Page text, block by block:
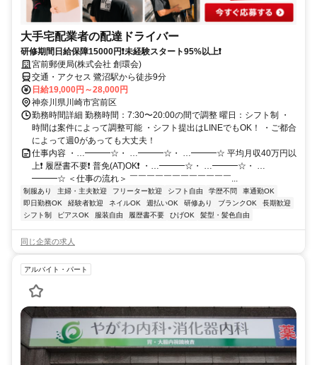
大手宅配業者の配達ドライバー
研修期間日給保障15000円❗未経験スタート95%以上❗
宮前郵便局(株式会社 創環会)
交通・アクセス 鷺沼駅から徒歩9分
日給19,000円～28,000円
神奈川県川崎市宮前区
勤務時間詳細 勤務時間：7:30〜20:00の間で調整 曜日：シフト制 ・
時間は案件によって調整可能 ・シフト提出はLINEでもOK！ ・ご都合
によって週0があっても大丈夫！
仕事内容 ・…━━━☆・ …━━━☆・ …━━━☆ 平均月収40万円以
上❗ 履歴書不要❗ 普免(AT)OK❗ ・…━━━☆・ …━━━☆・ …
━━━☆ ＜仕事の流れ＞ ￣￣￣￣￣￣￣￣￣￣￣￣...
制服あり 主婦・主夫歓迎 フリーター歓迎 シフト自由 学歴不問
車通勤OK
即日勤務OK
経験者歓迎 ネイルOK 週払いOK 研修あり ブランクOK
長期歓迎
シフト制
ピアスOK 服装自由 履歴書不要 ひげOK 髪型・髪色自由
同じ企業の求人
アルバイト・パート